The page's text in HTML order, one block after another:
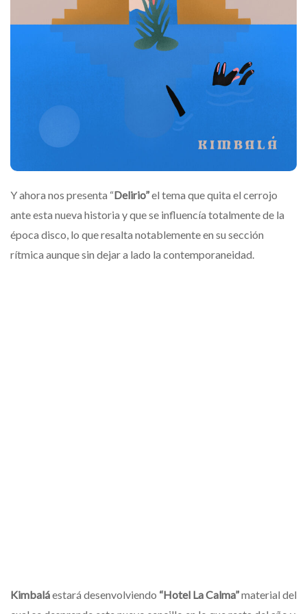
Y ahora nos presenta “Delirio”el tema que quita el cerrojo
ante esta nueva historia y que se influencía totalmente de la
época disco, lo que resalta notablemente en su sección
rítmica aunque sin dejar a lado la contemporaneidad.
Kimbaláestará desenvolviendo “Hotel La Calma”material del